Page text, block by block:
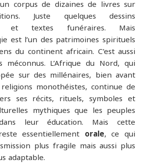
corpus de dizaines de livres sur
Juste quelques dessins
et textes funéraires. Mais
est l’un des patrimoines spirituels
du continent africain. C’est aussi
méconnus. L’Afrique du Nord, qui
sur des millénaires, bien avant
religions monothéistes, continue de
ses récits, rituels, symboles et
mythiques que les peuples
leur éducation. Mais cette
essentiellement orale, ce qui
plus fragile mais aussi plus
adaptable.